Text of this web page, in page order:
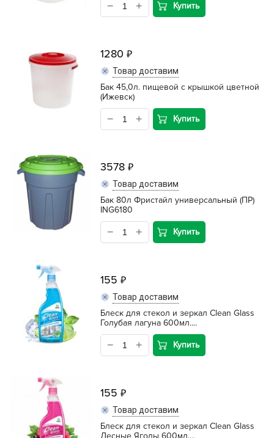
Купить
1280
Товар доставим
Бак 45,0л. пищевой с крышкой цветной
(Ижевск)
Купить
3578
Товар доставим
Бак 80л Фристайл универсальный (ПР)
ING6180
Купить
155
Товар доставим
Блеск для стекол и зеркал Clean Glass
Голубая лагуна 600мл....
Купить
155
Товар доставим
Блеск для стекол и зеркал Clean Glass
Лесные Ягоды 600мл....